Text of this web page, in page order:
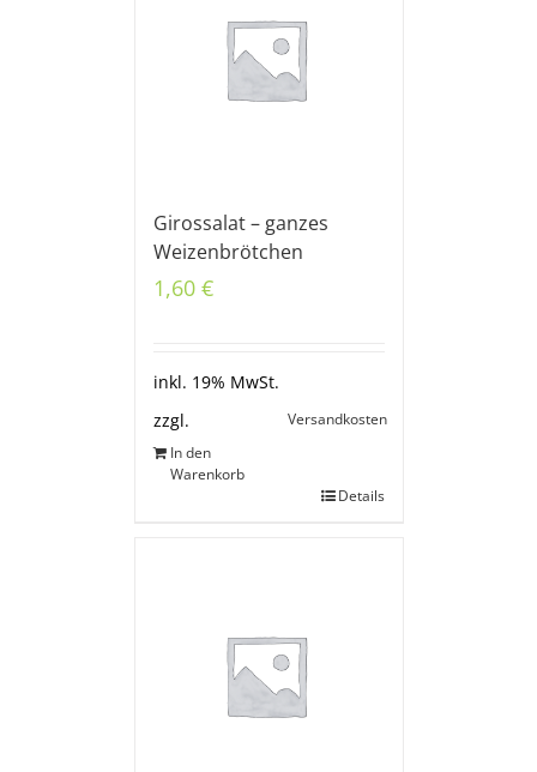
Girossalat – ganzes
Weizenbrötchen
1,60 €
inkl. 19% MwSt.
zzgl.
Versandkosten
In den
Warenkorb
Details